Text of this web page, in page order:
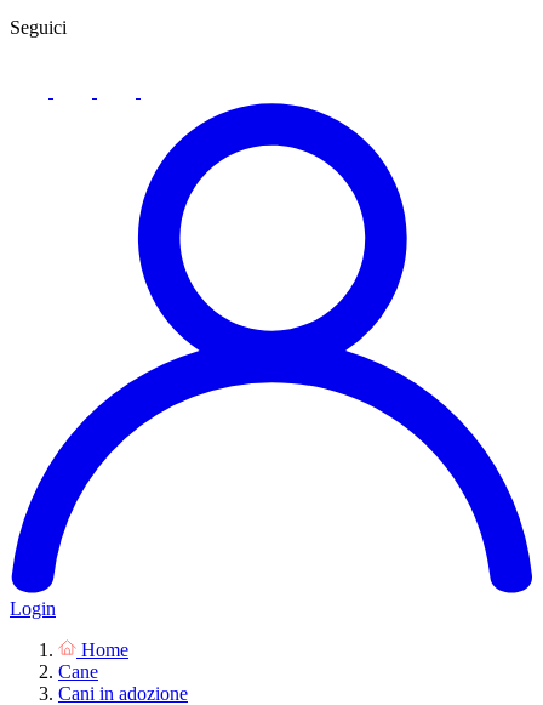
Seguici
Login
Home
Cane
Cani in adozione